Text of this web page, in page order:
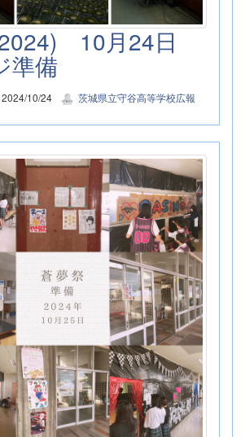
10月24日
準備
10/24 茨城県立守谷高等学校広報